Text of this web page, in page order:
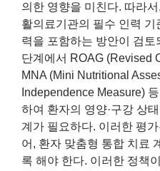
의한 영향을 미친다. 따라
활의료기관의 필수 인력
력을 포함하는 방안이 검토
단계에서 ROAG (Revised
MNA (Mini Nutritional
Independence Measure)
하여 환자의 영양·구강 상
계가 필요하다. 이러한 평
어, 환자 맞춤형 통합 치료
록 해야 한다. 이러한 정책